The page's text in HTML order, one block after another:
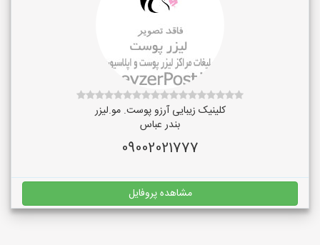
کلینیک زیبایی آرزو پوست. مو.لیزر
بندر عباس
09002021777
مشاهده پروفایل